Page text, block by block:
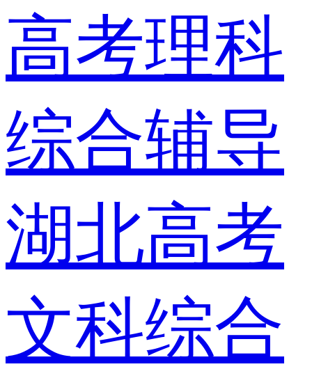
高考理科
综合辅导
湖北高考
文科综合